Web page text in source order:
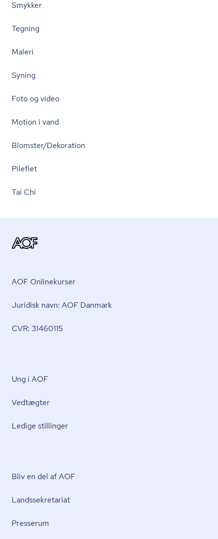
Smykker
Tegning
Maleri
Syning
Foto og video
Motion i vand
Blomster/Dekoration
Pileflet
Tai Chi
AOF Onlinekurser
Juridisk navn: AOF Danmark
CVR: 31460115
Ung i AOF
Vedtægter
Ledige stillinger
Bliv en del af AOF
Lands­se­kre­ta­ri­at
Presserum